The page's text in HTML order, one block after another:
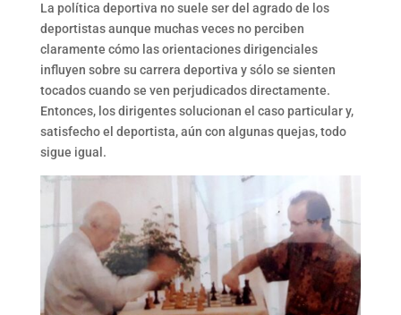
La política deportiva no suele ser del agrado de los
deportistas aunque muchas veces no perciben
claramente cómo las orientaciones dirigenciales
influyen sobre su carrera deportiva y sólo se sienten
tocados cuando se ven perjudicados directamente.
Entonces, los dirigentes solucionan el caso particular y,
satisfecho el deportista, aún con algunas quejas, todo
sigue igual.